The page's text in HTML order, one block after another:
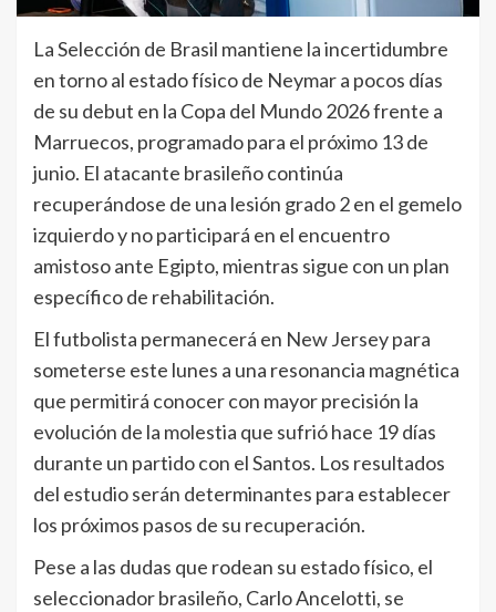
La Selección de Brasil mantiene la incertidumbre
en torno al estado físico de Neymar a pocos días
de su debut en la Copa del Mundo 2026 frente a
Marruecos, programado para el próximo 13 de
junio. El atacante brasileño continúa
recuperándose de una lesión grado 2 en el gemelo
izquierdo y no participará en el encuentro
amistoso ante Egipto, mientras sigue con un plan
específico de rehabilitación.
El futbolista permanecerá en New Jersey para
someterse este lunes a una resonancia magnética
que permitirá conocer con mayor precisión la
evolución de la molestia que sufrió hace 19 días
durante un partido con el Santos. Los resultados
del estudio serán determinantes para establecer
los próximos pasos de su recuperación.
Pese a las dudas que rodean su estado físico, el
seleccionador brasileño, Carlo Ancelotti, se